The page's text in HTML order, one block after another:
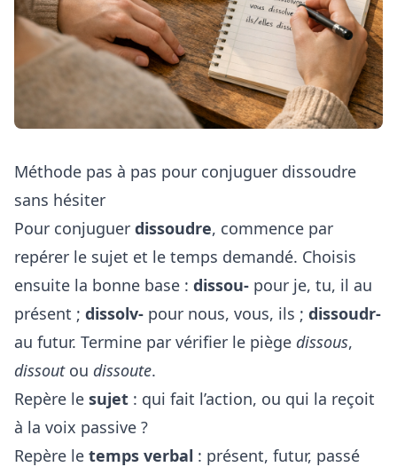
Méthode pas à pas pour conjuguer dissoudre
sans hésiter
Pour conjuguer dissoudre, commence par
repérer le sujet et le temps demandé. Choisis
ensuite la bonne base : dissou- pour je, tu, il au
présent ; dissolv- pour nous, vous, ils ; dissoudr-
au futur. Termine par vérifier le piège dissous,
dissoutou dissoute.
Repère le sujet : qui fait l’action, ou qui la reçoit
à la voix passive ?
Repère le temps verbal : présent, futur, passé